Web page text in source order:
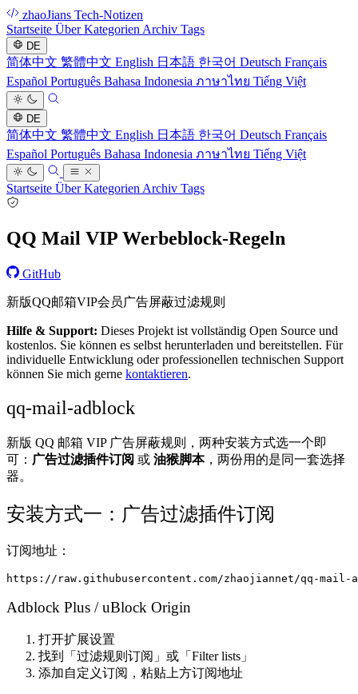
zhaoJians Tech-Notizen
Startseite ÜberKategorien Archiv Tags
DE
简体中文 繁體中文 English 日本語 한국어 Deutsch Français
Español Português Bahasa Indonesia ภาษาไทย Tiếng Việt
DE
简体中文 繁體中文 English 日本語 한국어 Deutsch Français
Español Português Bahasa Indonesia ภาษาไทย Tiếng Việt
Startseite ÜberKategorien Archiv Tags
QQ Mail VIP Werbeblock-Regeln
GitHub
新版QQ邮箱VIP会员广告屏蔽过滤规则
Hilfe & Support: Dieses Projekt ist vollständig Open Source und
kostenlos. Sie können es selbst herunterladen und bereitstellen. Für
individuelle Entwicklung oder professionellen technischen Support
können Sie mich gerne kontaktieren.
qq-mail-adblock
新版 QQ 邮箱 VIP 广告屏蔽规则，两种安装方式选一个即
可： 广告过滤插件订阅 或 油猴脚本，两份用的是同一套选择
器。
安装方式一：广告过滤插件订阅
订阅地址：
Adblock Plus / uBlock Origin
打开扩展设置
找到「过滤规则订阅」或「Filter lists」
添加自定义订阅，粘贴上方订阅地址